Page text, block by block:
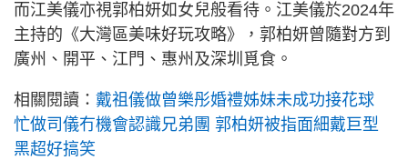
而江美儀亦視郭柏妍如女兒般看待。江美儀於2024年
主持的《大灣區美味好玩攻略》，郭柏妍曾隨對方到
廣州、開平、江門、惠州及深圳覓食。
相關閱讀： 戴祖儀做曾樂彤婚禮姊妹未成功接花球
忙做司儀冇機會認識兄弟團 郭柏妍被指面細戴巨型
黑超好搞笑